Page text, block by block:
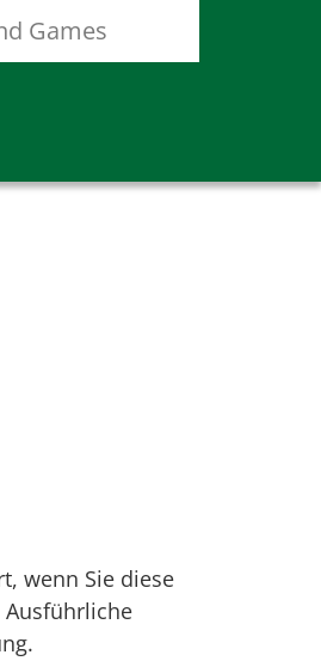
Games
wenn Sie diese
Ausführliche